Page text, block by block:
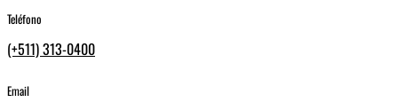
Teléfono
(+511) 313-0400
Email